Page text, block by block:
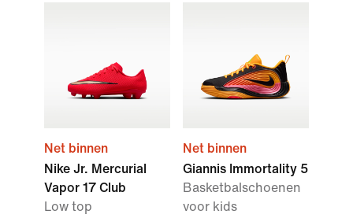
Net binnen
Nike Jr. Mercurial
Vapor 17 Club
Low top
Net binnen
Giannis Immortality 5
Basketbalschoenen
voor kids